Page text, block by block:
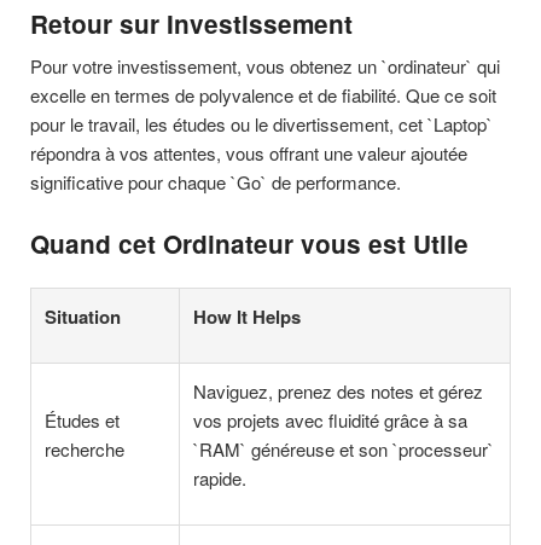
Retour sur Investissement
Pour votre investissement, vous obtenez un `ordinateur` qui
excelle en termes de polyvalence et de fiabilité. Que ce soit
pour le travail, les études ou le divertissement, cet `Laptop`
répondra à vos attentes, vous offrant une valeur ajoutée
significative pour chaque `Go` de performance.
Quand cet Ordinateur vous est Utile
Situation How It Helps
Études et
recherche
Naviguez, prenez des notes et gérez
vos projets avec fluidité grâce à sa
`RAM` généreuse et son `processeur`
rapide.